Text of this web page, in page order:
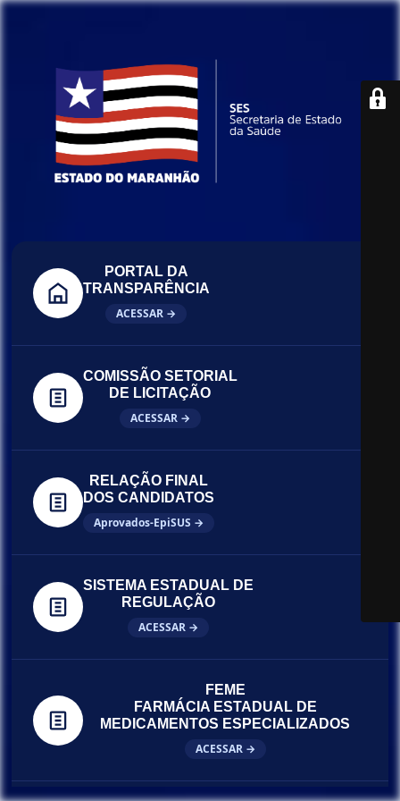
PORTAL DA
TRANSPARÊNCIA
ACESSAR →
COMISSÃO SETORIAL
DE LICITAÇÃO
ACESSAR →
RELAÇÃO FINAL
DOS CANDIDATOS
Aprovados-EpiSUS →
SISTEMA ESTADUAL DE
REGULAÇÃO
ACESSAR →
FEME
FARMÁCIA ESTADUAL DE
MEDICAMENTOS ESPECIALIZADOS
ACESSAR →